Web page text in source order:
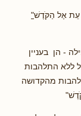
עֵת אֶל הַקֹּדֶשׁ"
- הן בעניין
ללא התלהבות
מהקדושה